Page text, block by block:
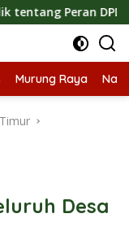
DPD RI
Murung Raya
Desa